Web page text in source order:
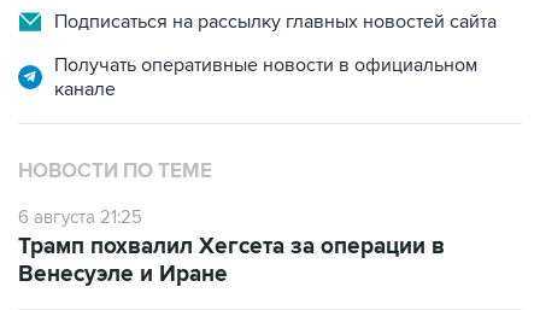
Подписаться на рассылку главных новостей сайта
Получать оперативные новости в официальном
канале
НОВОСТИ ПО ТЕМЕ
6 августа 21:25
Трамп похвалил Хегсета за операции в
Венесуэле и Иране